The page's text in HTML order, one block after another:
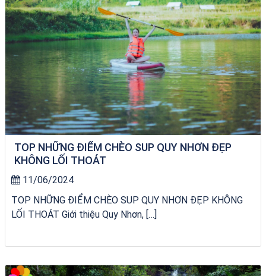
TOP NHỮNG ĐIỂM CHÈO SUP QUY NHƠN ĐẸP
KHÔNG LỐI THOÁT
11/06/2024
TOP NHỮNG ĐIỂM CHÈO SUP QUY NHƠN ĐẸP KHÔNG
LỐI THOÁT Giới thiệu Quy Nhơn, […]
Homestay Đẹp Tại Măng Đen